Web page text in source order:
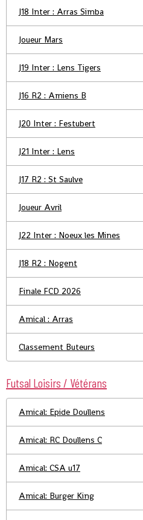
J18 Inter : Arras Simba
Joueur Mars
J19 Inter : Lens Tigers
J16 R2 : Amiens B
J20 Inter : Festubert
J21 Inter : Lens
J17 R2 : St Saulve
Joueur Avril
J22 Inter : Noeux les Mines
J18 R2 : Nogent
Finale FCD 2026
Amical : Arras
Classement Buteurs
Futsal Loisirs / Vétérans
Amical: Epide Doullens
Amical: RC Doullens C
Amical: CSA u17
Amical: Burger King